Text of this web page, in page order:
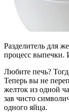
Разделитель для
процесс выпечки.
Любите печь?
Теперь вы не
желток из одной
зав чисто
одного яйца.